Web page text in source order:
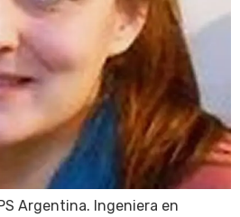
Argentina. Ingeniera en